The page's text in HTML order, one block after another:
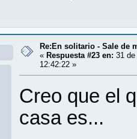
Re:En solitario - Sale de
« Respuesta #23 en: 31
12:42:22 »
Creo que el
casa es...